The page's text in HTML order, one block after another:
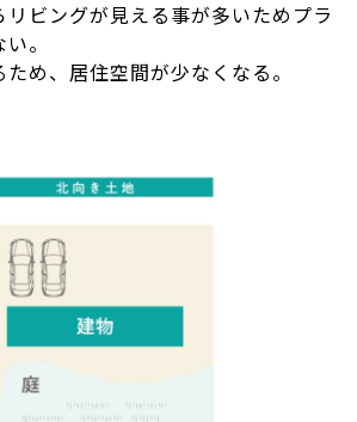
ビングが見える事が多いためプラ
。
め、居住空間が少なくなる。